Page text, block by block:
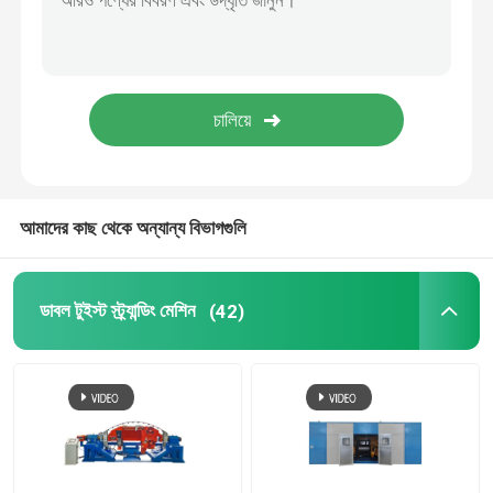
বো টাইপ লেয়িং আপ মেশিন
ক্যাবল রোলিং এবং প্যাকিং মেশিন
ক্যাবল এক্সট্রুডার
আমাদের কাছ থেকে অন্যান্য বিভাগগুলি
ডাবল টুইস্ট স্ট্র্যান্ডিং মেশিন (42)